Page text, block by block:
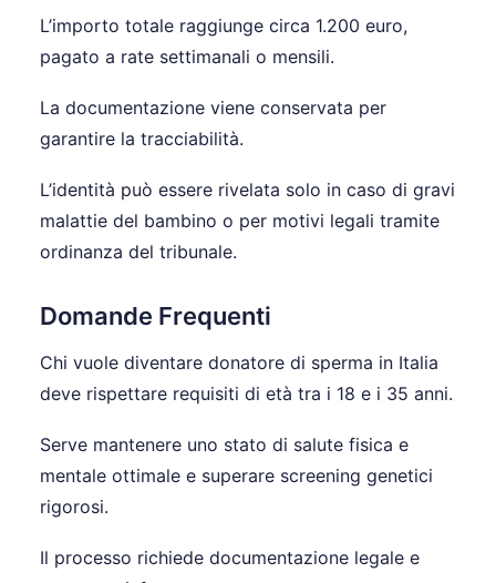
L’importo totale raggiunge circa 1.200 euro,
pagato a rate settimanali o mensili.
La documentazione viene conservata per
garantire la tracciabilità.
L’identità può essere rivelata solo in caso di gravi
malattie del bambino o per motivi legali tramite
ordinanza del tribunale.
Domande Frequenti
Chi vuole diventare donatore di sperma in Italia
deve rispettare requisiti di età tra i 18 e i 35 anni.
Serve mantenere uno stato di salute fisica e
mentale ottimale e superare screening genetici
rigorosi.
Il processo richiede documentazione legale e